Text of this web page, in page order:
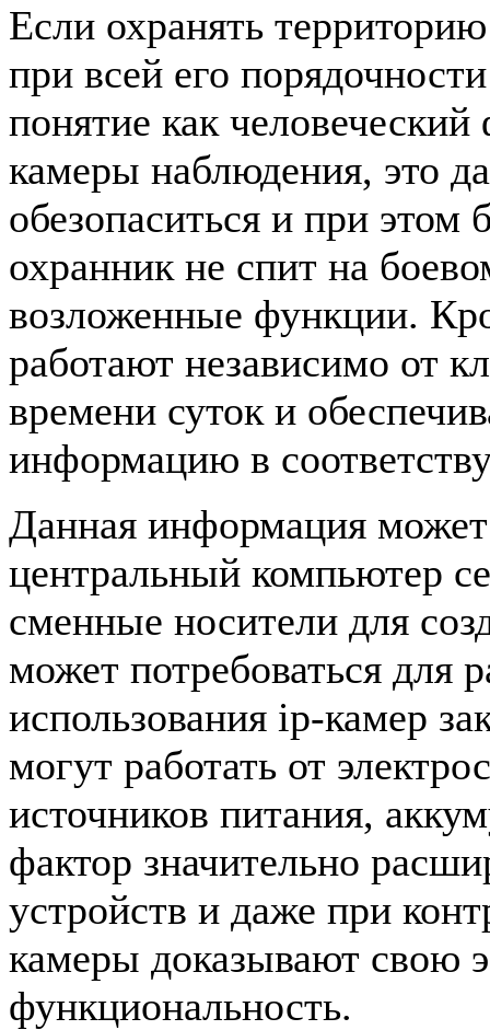
Если охранять
при всей его
понятие как
камеры наблюдения, это
обезопаситься и при
охранник не спит на
возложенные функции.
работают независимо от
времени суток и
информацию в
Данная информация может
центральный компьютер
сменные носители для
может потребоваться для
использования ip-камер
могут работать от
источников питания,
фактор значительно
устройств и даже при
камеры доказывают свою
функциональность.